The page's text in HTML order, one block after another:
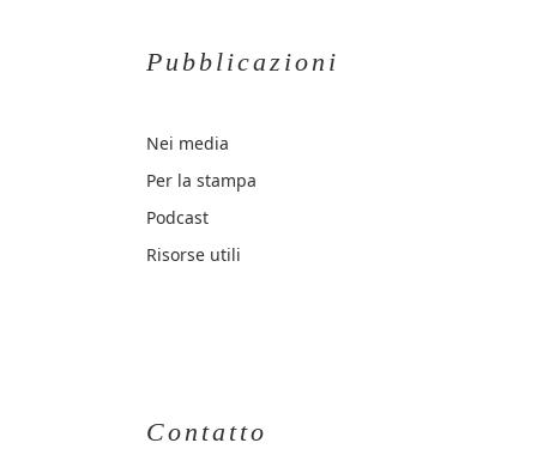
Pubblicazioni
Nei media
Per la stampa
Podcast
Risorse utili
Contatto